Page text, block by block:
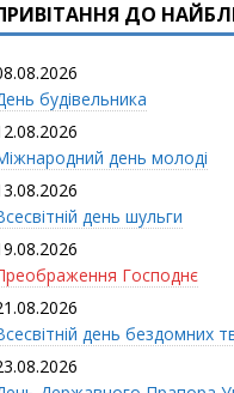
ДО
будівельника
день молоді
день шульги
Господнє
день бездомних